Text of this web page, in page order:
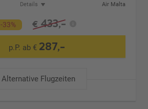
Details
Air Malta
-33% € 433,-
p.P. ab € 287,-
Alternative Flugzeiten